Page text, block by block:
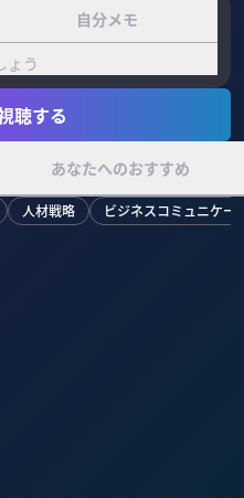
自分メモ
ょう
聴する
あなたへのおすすめ
人材戦略 ビジネスコミュニケー